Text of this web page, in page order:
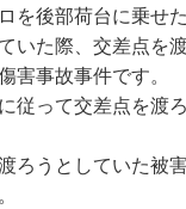
を後部荷台に乗せた
いた際、交差点を
害事故事件です。
従って交差点を渡
ろうとしていた被